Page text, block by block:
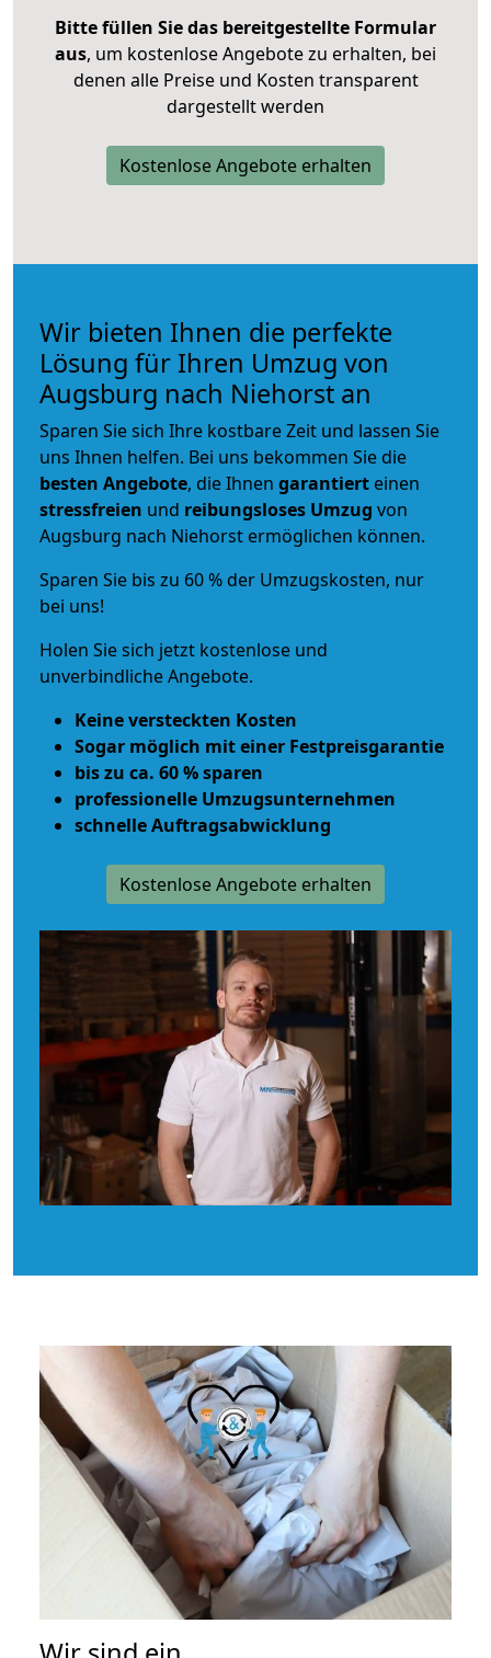
Bitte füllen Sie das bereitgestellte Formular
aus, um kostenlose Angebote zu erhalten, bei
denen alle Preise und Kosten transparent
dargestellt werden
Kostenlose Angebote erhalten
Wir bieten Ihnen die perfekte
Lösung für Ihren Umzug von
Augsburg nach Niehorst an
Sparen Sie sich Ihre kostbare Zeit und lassen Sie
uns Ihnen helfen. Bei uns bekommen Sie die
besten Angebote, die Ihnen garantiert einen
stressfreien und reibungsloses Umzug von
Augsburg nach Niehorst ermöglichen können.
Sparen Sie bis zu 60 % der Umzugskosten, nur
bei uns!
Holen Sie sich jetzt kostenlose und
unverbindliche Angebote.
Keine versteckten Kosten
Sogar möglich mit einer Festpreisgarantie
bis zu ca. 60 % sparen
professionelle Umzugsunternehmen
schnelle Auftragsabwicklung
Kostenlose Angebote erhalten